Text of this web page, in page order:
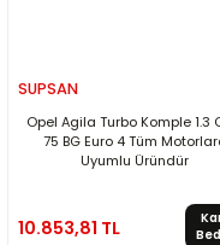
SUPSAN
Opel Agila Turbo Komple 1.3
75 BG Euro 4 Tüm
Uyumlu Üründür
10.853,81 TL